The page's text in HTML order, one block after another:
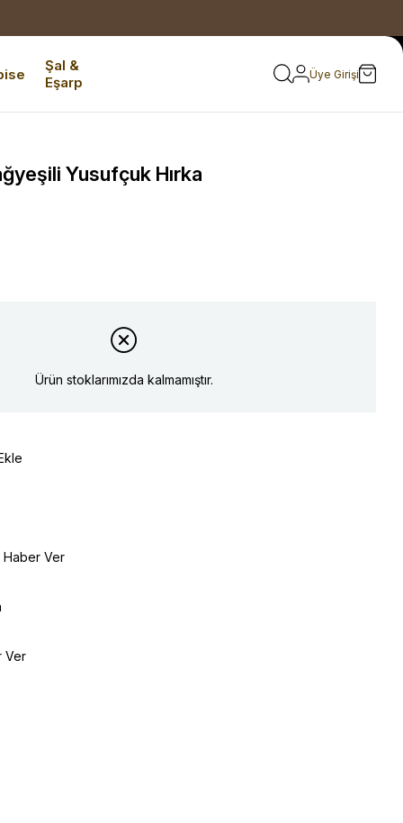
Şal &
Eşarp
Üye Girişi
Yusufçuk Hırka
Ürün stoklarımızda kalmamıştır.
Haber Ver
Ver